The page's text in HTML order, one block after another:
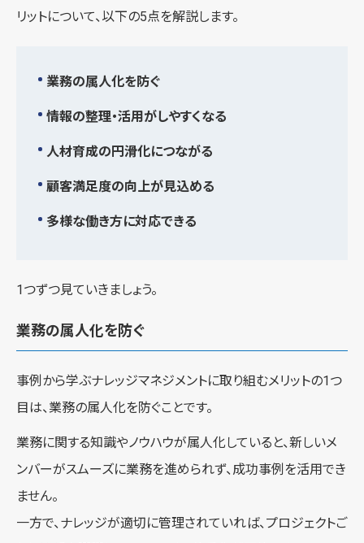
リットについて、以下の5点を解説します。
業務の属人化を防ぐ
情報の整理・活用がしやすくなる
人材育成の円滑化につながる
顧客満足度の向上が見込める
多様な働き方に対応できる
1つずつ見ていきましょう。
業務の属人化を防ぐ
事例から学ぶナレッジマネジメントに取り組むメリットの1つ
目は、業務の属人化を防ぐことです。
業務に関する知識やノウハウが属人化していると、新しいメ
ンバーがスムーズに業務を進められず、成功事例を活用でき
ません。
一方で、ナレッジが適切に管理されていれば、プロジェクトご